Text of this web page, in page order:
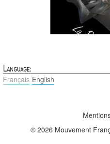
Language:
Français English
© 2026 Mouvement